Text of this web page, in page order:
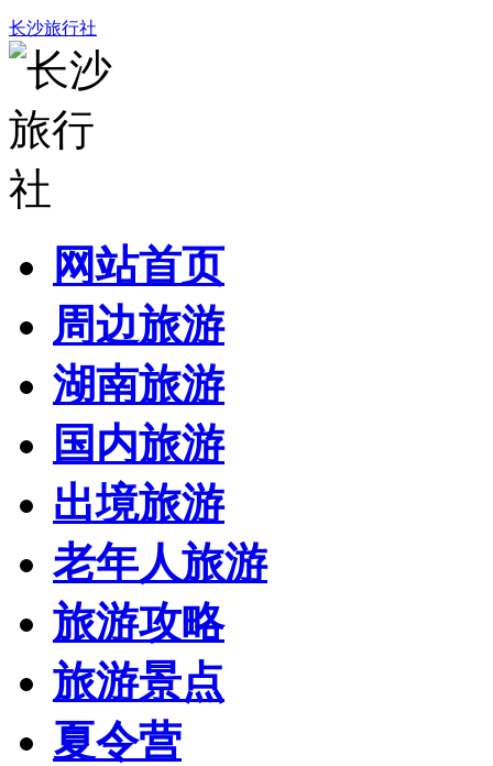
长沙旅行社
网站首页
周边旅游
湖南旅游
国内旅游
出境旅游
老年人旅游
旅游攻略
旅游景点
夏令营